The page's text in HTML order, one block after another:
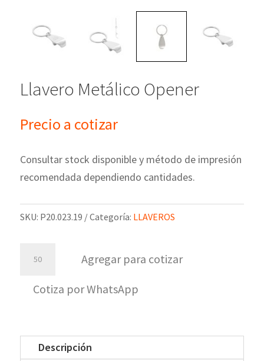
Llavero Metálico Opener
Precio a cotizar
Consultar stock disponible y método de impresión
recomendada dependiendo cantidades.
SKU: P20.023.19 Categoría: LLAVEROS
Opener
Agregar para cotizar
Cotiza por WhatsApp
Descripción